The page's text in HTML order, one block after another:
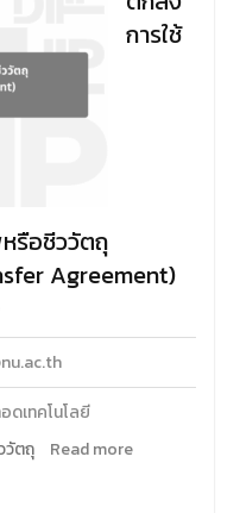
การใช้
รือชีววัตถุ
Agreement)
ดเทคโนโลยี
วัตถุ
Read more